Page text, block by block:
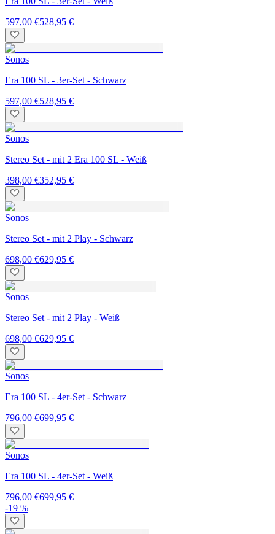
597,00 €528,95 €
Sonos
Era 100 SL - 3er-Set - Schwarz
597,00 €528,95 €
Sonos
Stereo Set - mit 2 Era 100 SL - Weiß
398,00 €352,95 €
Sonos
Stereo Set - mit 2 Play - Schwarz
698,00 €629,95 €
Sonos
Stereo Set - mit 2 Play - Weiß
698,00 €629,95 €
Sonos
Era 100 SL - 4er-Set - Schwarz
796,00 €699,95 €
Sonos
Era 100 SL - 4er-Set - Weiß
796,00 €699,95 €
-19 %